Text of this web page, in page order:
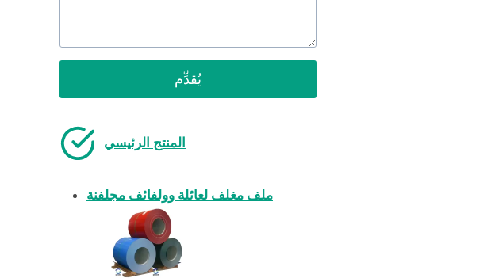
يُقدِّم
المنتج الرئيسي
ملف مغلف لعائلة وولفائف مجلفنة